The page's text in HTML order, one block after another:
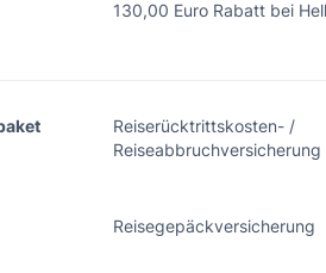
130,00 Euro Rabatt bei
Reiserücktrittskosten- /
Reiseabbruchversicherung
Reisegepäckversicherung